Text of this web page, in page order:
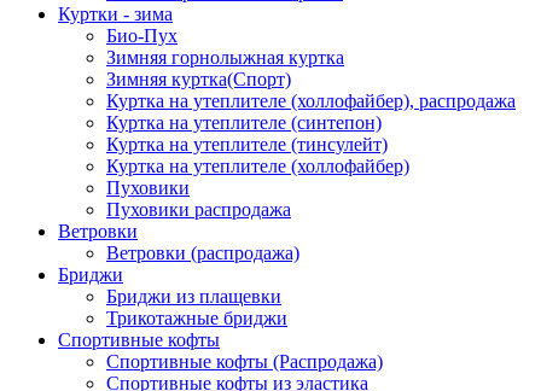
Куртки - зима
Био-Пух
Зимняя горнолыжная куртка
Зимняя куртка(Спорт)
Куртка на утеплителе (холлофайбер), распродажа
Куртка на утеплителе (синтепон)
Куртка на утеплителе (тинсулейт)
Куртка на утеплителе (холлофайбер)
Пуховики
Пуховики распродажа
Ветровки
Ветровки (распродажа)
Бриджи
Бриджи из плащевки
Трикотажные бриджи
Спортивные кофты
Спортивные кофты (Распродажа)
Спортивные кофты из эластика